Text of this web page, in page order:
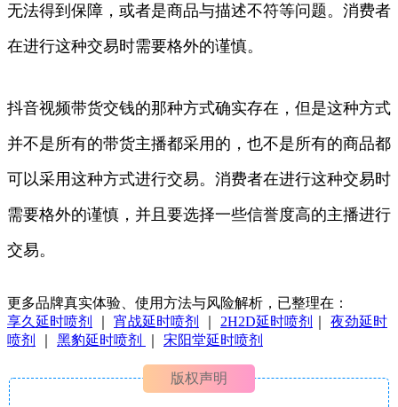
无法得到保障，或者是商品与描述不符等问题。消费者
在进行这种交易时需要格外的谨慎。
抖音视频带货交钱的那种方式确实存在，但是这种方式
并不是所有的带货主播都采用的，也不是所有的商品都
可以采用这种方式进行交易。消费者在进行这种交易时
需要格外的谨慎，并且要选择一些信誉度高的主播进行
交易。
更多品牌真实体验、使用方法与风险解析，已整理在：
享久延时喷剂
宵战延时喷剂 2H2D延时喷剂
夜劲延时
喷剂
黑豹延时喷剂 宋阳堂延时喷剂
版权声明